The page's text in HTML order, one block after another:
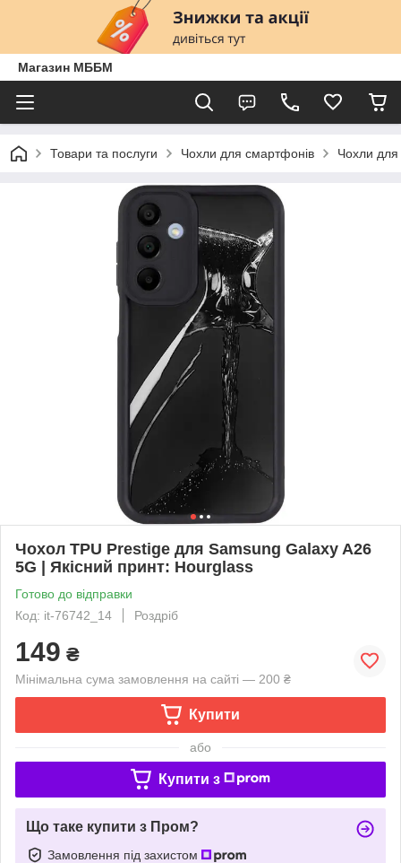
Магазин МББМ
Товари та послуги Чохли для смартфонів Чохли
Чохол TPU Prestige для Samsung Galaxy A26
5G | Якісний принт: Hourglass
Готово до відправки
Код: it-76742_14
Роздріб
149 ₴
Мінімальна сума замовлення на сайті — 200 ₴
Купити
або
Купити з
Що таке купити з Пром?
Замовлення під захистом